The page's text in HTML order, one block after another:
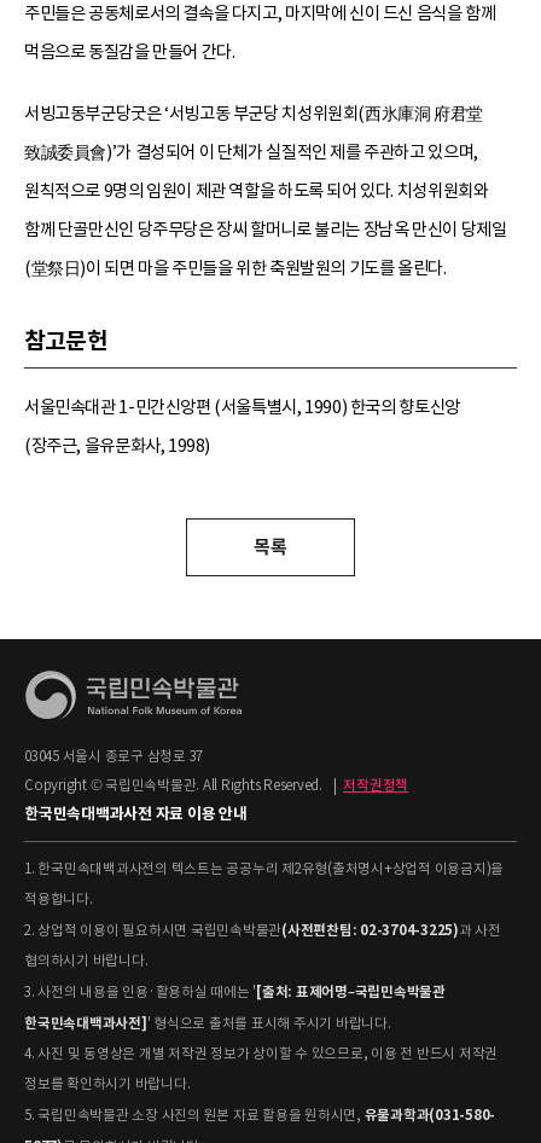
주민들은 공동체로서의 결속을 다지고, 마지막에 신이 드신 음식을 함께
먹음으로 동질감을 만들어 간다.
서빙고동부군당굿은 ‘서빙고동 부군당 치성위원회(西氷庫洞 府君堂
致誠委員會)’가 결성되어 이 단체가 실질적인 제를 주관하고 있으며,
원칙적으로 9명의 임원이 제관 역할을 하도록 되어 있다. 치성위원회와
함께 단골만신인 당주무당은 장씨 할머니로 불리는 장남옥 만신이 당제일
(堂祭日)이 되면 마을 주민들을 위한 축원발원의 기도를 올린다.
참고문헌
서울민속대관 1-민간신앙편 (서울특별시, 1990) 한국의 향토신앙
(장주근, 을유문화사, 1998)
목록
03045 서울시 종로구 삼청로 37
Copyright © 국립민속박물관. All Rights Reserved.
저작권정책
한국민속대백과사전 자료 이용 안내
1. 한국민속대백과사전의 텍스트는 공공누리 제2유형(출처명시+상업적 이용금지)을
적용합니다.
2. 상업적 이용이 필요하시면 국립민속박물관(사전편찬팀: 02-3704-3225)과 사전
협의하시기 바랍니다.
3. 사전의 내용을 인용·활용하실 때에는 ' [출처: 표제어명–국립민속박물관
한국민속대백과사전] ' 형식으로 출처를 표시해 주시기 바랍니다.
4. 사진 및 동영상은 개별 저작권 정보가 상이할 수 있으므로, 이용 전 반드시 저작권
정보를 확인하시기 바랍니다.
5. 국립민속박물관 소장 사진의 원본 자료 활용을 원하시면, 유물과학과(031-580-